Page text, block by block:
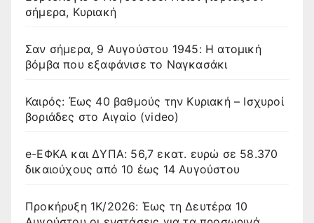
σήμερα, Κυριακή
Σαν σήμερα, 9 Αυγούστου 1945: Η ατομική
βόμβα που εξαφάνισε το Ναγκασάκι
Καιρός: Έως 40 βαθμούς την Κυριακή – Ισχυροί
βοριάδες στο Αιγαίο (video)
e-ΕΦΚΑ και ΔΥΠΑ: 56,7 εκατ. ευρώ σε 58.370
δικαιούχους από 10 έως 14 Αυγούστου
Προκήρυξη 1Κ/2026: Έως τη Δευτέρα 10